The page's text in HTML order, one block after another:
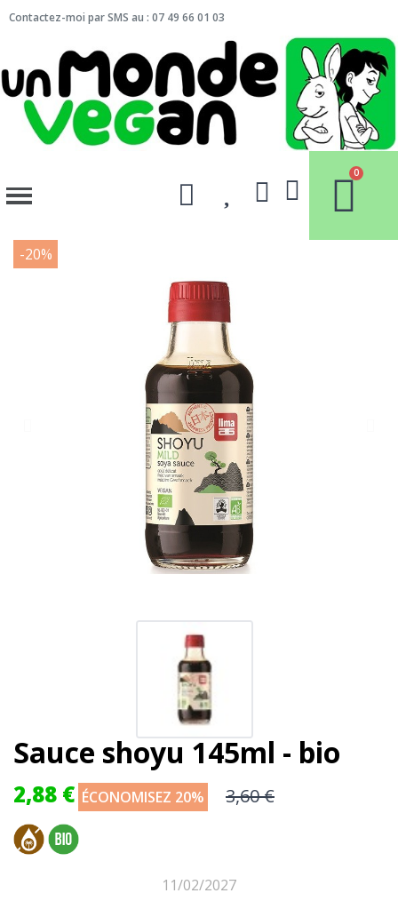
Contactez-moi par SMS au : 07 49 66 01 03
-20%
Sauce shoyu 145ml - bio
2,88 € ÉCONOMISEZ 20% 3,60 €
11/02/2027